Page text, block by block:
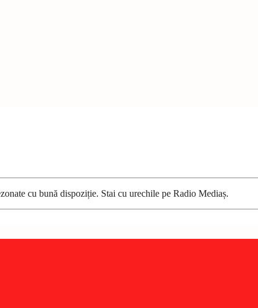
cu bună dispoziție. Stai cu urechile pe Radio Mediaș.